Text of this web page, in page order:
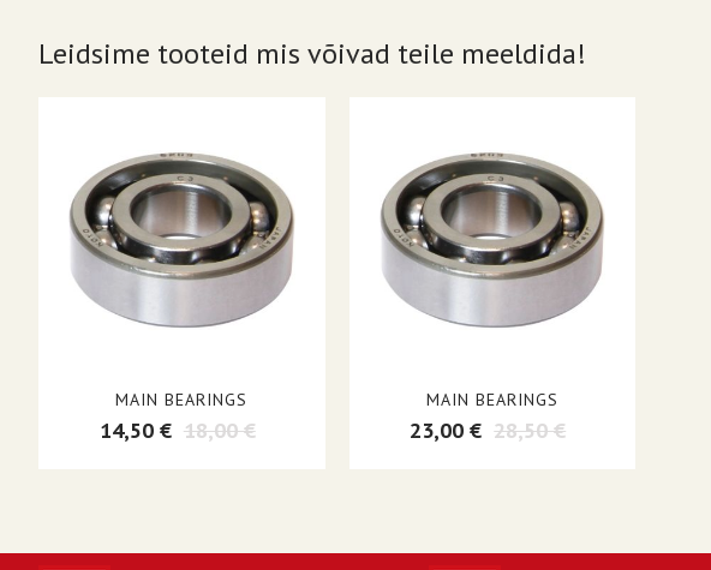
Leidsime tooteid mis võivad teile meeldida!
MAIN BEARINGS
14,50 € 18,00 €
MAIN BEARINGS
23,00 € 28,50 €